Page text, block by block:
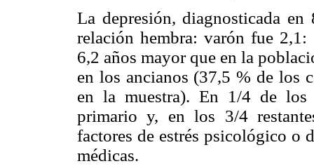
La depresión, diagnosticada
relación hembra: varón fue
6,2 años mayor que en la
en los ancianos (37,5 % de los
en la muestra). En 1/4 de los
primario y, en los 3/4
factores de estrés psicológico o
médicas.